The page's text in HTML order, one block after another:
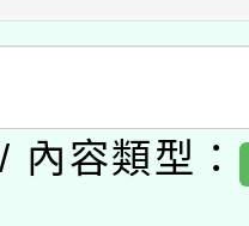
專業研習
工智慧
講師名單
與教學軟
容類型：